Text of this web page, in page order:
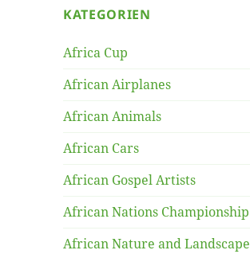
KATEGORIEN
Africa Cup
African Airplanes
African Animals
African Cars
African Gospel Artists
African Nations Championship
African Nature and Landscape